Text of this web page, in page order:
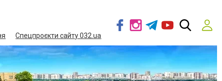
Спецпроєкти сайту 032.ua